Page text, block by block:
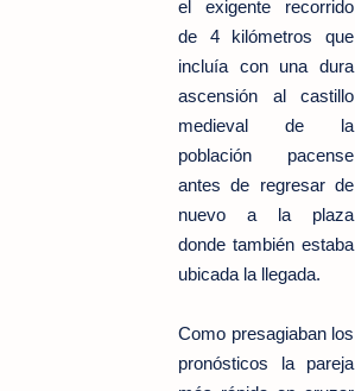
el exigente recorrido
de 4 kilómetros que
incluía con una dura
ascensión al castillo
medieval de la
población pacense
antes de regresar de
nuevo a la plaza
donde también estaba
ubicada la llegada.
Como presagiaban los
pronósticos la pareja